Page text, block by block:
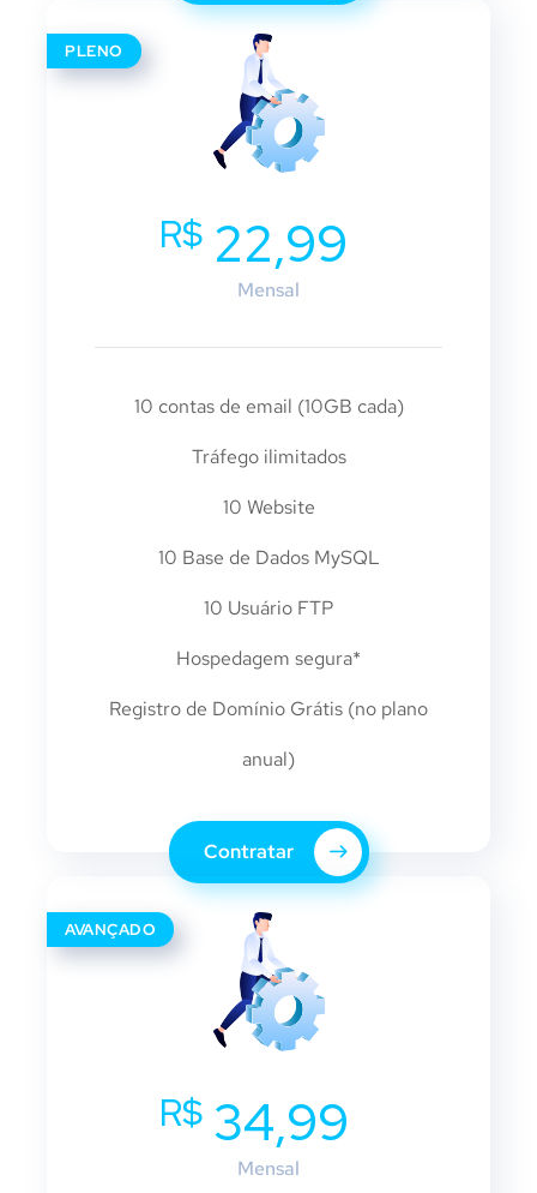
PLENO
R$ 22,99
Mensal
10 contas de email (10GB cada)
Tráfego ilimitados
10 Website
10 Base de Dados MySQL
10 Usuário FTP
Hospedagem segura*
Registro de Domínio Grátis (no plano
anual)
Contratar
AVANÇADO
R$34,99
Mensal